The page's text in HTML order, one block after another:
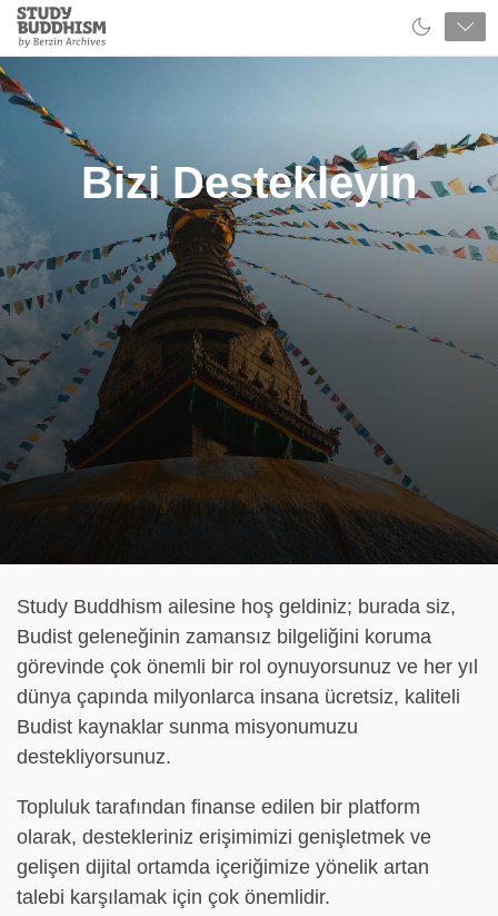
Close
Study
Buddhism
Bizi Destekleyin
Study Buddhism ailesine hoş geldiniz; burada siz,
Budist geleneğinin zamansız bilgeliğini koruma
görevinde çok önemli bir rol oynuyorsunuz ve her yıl
dünya çapında milyonlarca insana ücretsiz, kaliteli
Budist kaynaklar sunma misyonumuzu
destekliyorsunuz.
Topluluk tarafından finanse edilen bir platform
olarak, destekleriniz erişimimizi genişletmek ve
gelişen dijital ortamda içeriğimize yönelik artan
talebi karşılamak için çok önemlidir.